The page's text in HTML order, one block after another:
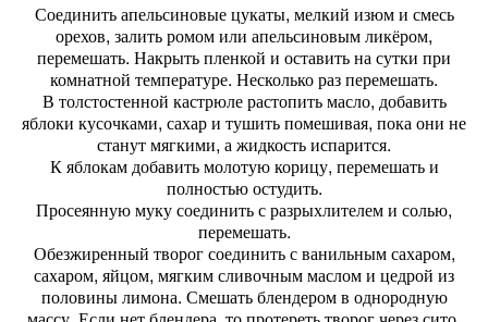
Соединить апельсиновые цукаты, мелкий изюм и смесь
орехов, залить ромом или апельсиновым ликёром,
перемешать. Накрыть пленкой и оставить на сутки при
комнатной температуре. Несколько раз перемешать.
В толстостенной кастрюле растопить масло, добавить
яблоки кусочками, сахар и тушить помешивая, пока они не
станут мягкими, а жидкость испарится.
К яблокам добавить молотую корицу, перемешать и
полностью остудить.
Просеянную муку соединить с разрыхлителем и солью,
перемешать.
Обезжиренный творог соединить с ванильным сахаром,
сахаром, яйцом, мягким сливочным маслом и цедрой из
половины лимона. Смешать блендером в однородную